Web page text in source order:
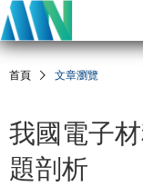
首頁 文章瀏覽
我國電子
題剖析